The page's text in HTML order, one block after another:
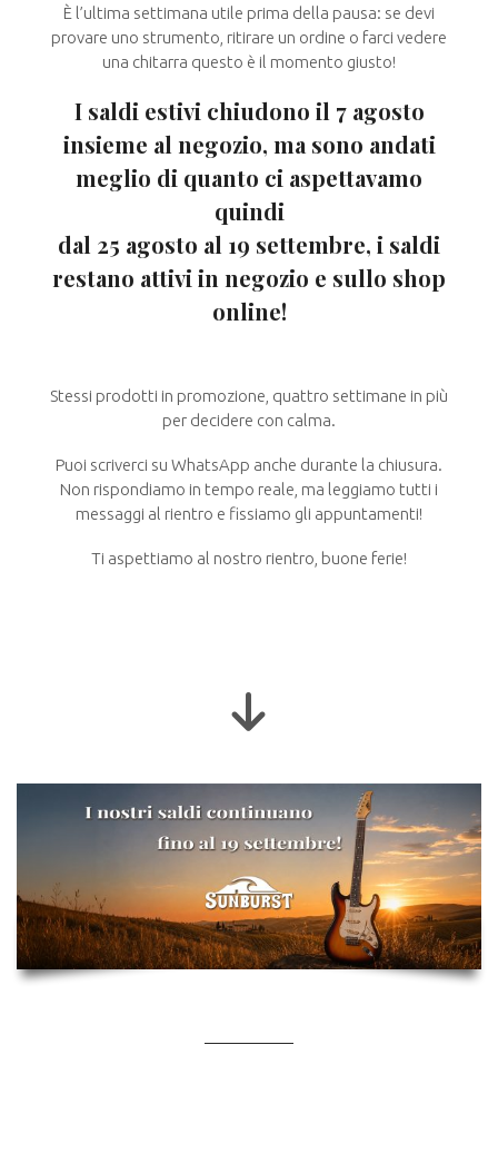
È l’ultima settimana utile prima della pausa: se devi
provare uno strumento, ritirare un ordine o farci vedere
una chitarra questo è il momento giusto!
I saldi estivi chiudono il 7 agosto
insieme al negozio, ma sono andati
meglio di quanto ci aspettavamo
quindi
dal 25 agosto al 19 settembre, i saldi
restano attivi in negozio e sullo shop
online!
Stessi prodotti in promozione, quattro settimane in più
per decidere con calma.
Puoi scriverci su WhatsApp anche durante la chiusura.
Non rispondiamo in tempo reale, ma leggiamo tutti i
messaggi al rientro e fissiamo gli appuntamenti!
Ti aspettiamo al nostro rientro, buone ferie!